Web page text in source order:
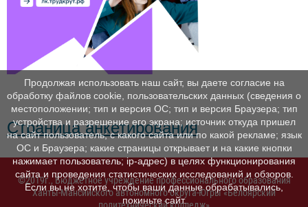
Страница анкетирования
©2019г., Бюджетное учреждение профессионального образования
Ханты-Мансийского автономного округа-Югры «Белоярский
Продолжая использовать наш сайт, вы даете согласие на
обработку файлов cookie, пользовательских данных (сведения о
местоположении; тип и версия ОС; тип и версия Браузера; тип
устройства и разрешение его экрана; источник откуда пришел
на сайт пользователь; с какого сайта или по какой рекламе; язык
ОС и Браузера; какие страницы открывает и на какие кнопки
нажимает пользователь; ip-адрес) в целях функционирования
сайта и проведения статистических исследований и обзоров.
Если вы не хотите, чтобы ваши данные обрабатывались,
покиньте сайт.